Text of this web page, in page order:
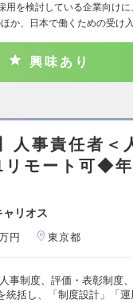
用を検討している企業向け
か、日本で働くための受け
興味あり
人事責任者
リモート可◆
リオス
円 東京都
事制度、評価・表彰制度
統括し、「制度設計」「